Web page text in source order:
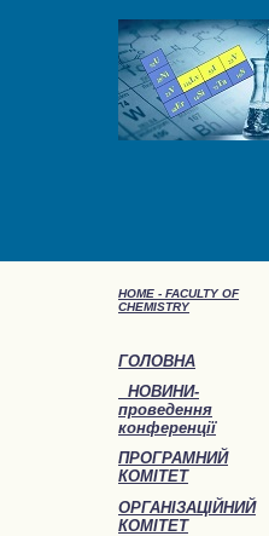
HOME - FACULTY OF
CHEMISTRY
ГОЛОВНА
НОВИНИ-
проведення
конференції
ПРОГРАМНИЙ
КОМІТЕТ
ОРГАНІЗАЦІЙНИЙ
КОМІТЕТ